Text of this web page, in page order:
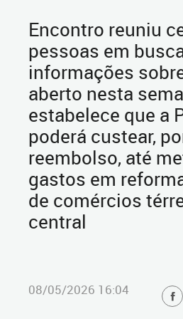
Encontro reuniu
pessoas em
informações
aberto nesta
estabelece que a
poderá custear,
reembolso, até
gastos em
de comércios
central
08/05/2026 16:04